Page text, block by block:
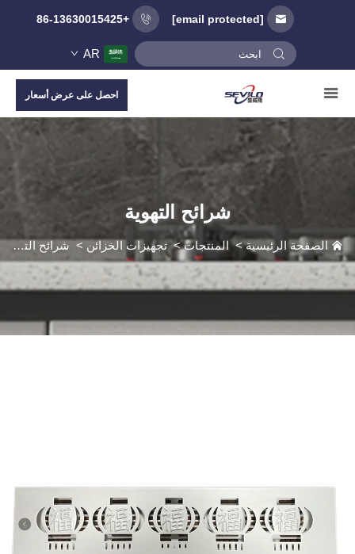
[email protected]
+86-13630015425
AR
احصل على عرض أسعار
شرائح التهوية
الصفحة الرئيسية>المنتجات>تجهيزات الخزائن > شرائح التهوية